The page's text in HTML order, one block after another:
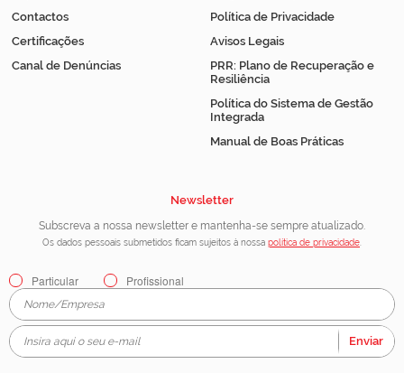
Contactos
Certificações
Canal de Denúncias
Política de Privacidade
Avisos Legais
PRR: Plano de Recuperação e
Resiliência
Política do Sistema de Gestão
Integrada
Manual de Boas Práticas
Newsletter
Subscreva a nossa newsletter e mantenha-se sempre atualizado.
Os dados pessoais submetidos ficam sujeitos à nossa política de privacidade
Particular Profissional
Enviar